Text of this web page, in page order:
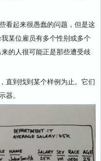
起来很愚蠢的问题，但是这
某位雇员有多个性别或多个
的人很可能正是那些遭受歧
到找到某个样例为止。它们
器。